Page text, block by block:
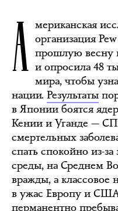
А мериканская
организация
прошлую весну
и опросила 48
мира, чтобы
нации. Результаты
в Японии боятся
Кении и Уганде —
смертельных
спать спокойно из-
среды, на Среднем
вражды, а классовое
в ужас Европу и
перманентно